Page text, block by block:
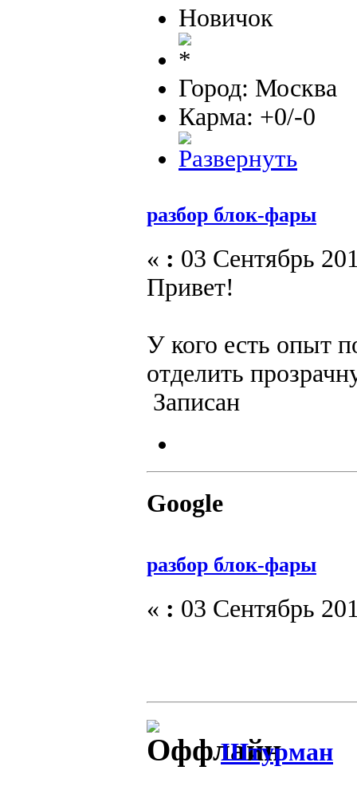
Новичок
Город: Москва
Карма: +0/-0
разбор блок-фары
« : 03 Сентябрь
Привет!
У кого есть опыт
отделить
Записан
Google
разбор блок-фары
« : 03 Сентябрь
Штурман